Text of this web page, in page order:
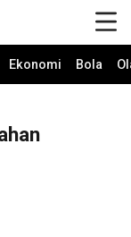
Ekonomi Bola